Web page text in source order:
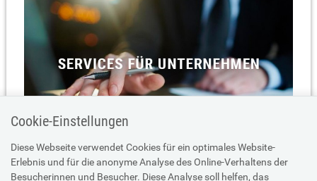
Cookie-Einstellungen
Diese Webseite verwendet Cookies für ein optimales Website-
Erlebnis und für die anonyme Analyse des Online-Verhaltens der
Besucherinnen und Besucher. Diese Analyse soll helfen, das